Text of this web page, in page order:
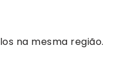
na mesma região.